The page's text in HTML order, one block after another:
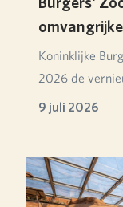
Koninklijke
2026 de
verbou…
9 juli 2026